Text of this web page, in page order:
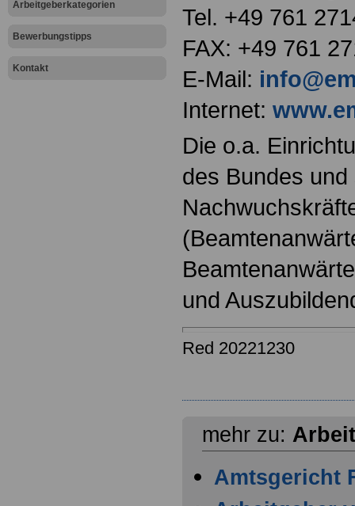
Arbeitgeberkategorien
Bewerbungstipps
Kontakt
Tel. +49 761
FAX: +49 761
E-Mail:
Internet:
Die o.a.
des Bundes und
und
Red 20221230
mehr zu:
Amtsgericht